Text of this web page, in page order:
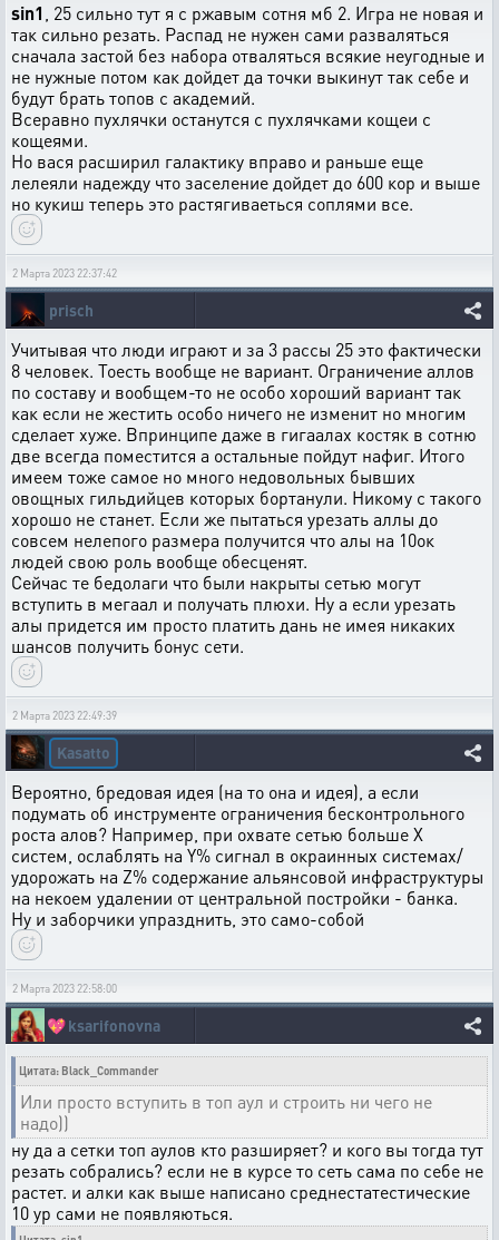
sin1 , 25 сильно тут я с ржавым сотня мб 2. Игра не новая и
так сильно резать. Распад не нужен сами разваляться
сначала застой без набора отваляться всякие неугодные и
не нужные потом как дойдет да точки выкинут так себе и
будут брать топов с академий.
Всеравно пухлячки останутся с пухлячками кощеи с
кощеями.
Но вася расширил галактику вправо и раньше еще
лелеяли надежду что заселение дойдет до 600 кор и выше
но кукиш теперь это растягиваеться соплями все.
2 Марта 2023 22:37:42
prisch
Учитывая что люди играют и за 3 рассы 25 это фактически
8 человек. Тоесть вообще не вариант. Ограничение аллов
по составу и вообщем-то не особо хороший вариант так
как если не жестить особо ничего не изменит но многим
сделает хуже. Впринципе даже в гигаалах костяк в сотню
две всегда поместится а остальные пойдут нафиг. Итого
имеем тоже самое но много недовольных бывших
овощных гильдийцев которых бортанули. Никому с такого
хорошо не станет. Если же пытаться урезать аллы до
совсем нелепого размера получится что алы на 10ок
людей свою роль вообще обесценят.
Сейчас те бедолаги что были накрыты сетью могут
вступить в мегаал и получать плюхи. Ну а если урезать
алы придется им просто платить дань не имея никаких
шансов получить бонус сети.
2 Марта 2023 22:49:39
Kasatto
Вероятно, бредовая идея (на то она и идея), а если
подумать об инструменте ограничения бесконтрольного
роста алов? Например, при охвате сетью больше X
систем, ослаблять на Y% сигнал в окраинных системах/
удорожать на Z% содержание альянсовой инфраструктуры
на некоем удалении от центральной постройки - банка.
Ну и заборчики упразднить, это само-собой
2 Марта 2023 22:58:00
💖ksarifonovna
Цитата: Black_Commander
Или просто вступить в топ аул и строить ни чего не
надо))
ну да а сетки топ аулов кто разширяет? и кого вы тогда тут
резать собрались? если не в курсе то сеть сама по себе не
растет. и алки как выше написано среднестатестические
10 ур сами не появляються.